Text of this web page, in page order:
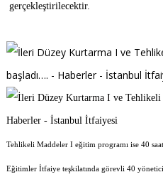
gerçekleştirilecektir.
Tehlikeli Maddeler I eğitim programı ise 40
Eğitimler İtfaiye teşkilatında görevli 40